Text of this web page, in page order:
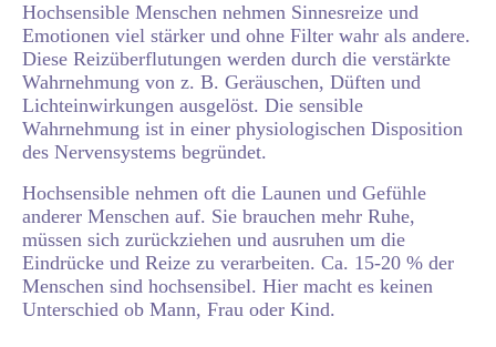
Hochsensible Menschen nehmen Sinnesreize und
Emotionen viel stärker und ohne Filter wahr als andere.
Diese Reizüberflutungen werden durch die verstärkte
Wahrnehmung von z. B. Geräuschen, Düften und
Lichteinwirkungen ausgelöst. Die sensible
Wahrnehmung ist in einer physiologischen Disposition
des Nervensystems begründet.
Hochsensible nehmen oft die Launen und Gefühle
anderer Menschen auf. Sie brauchen mehr Ruhe,
müssen sich zurückziehen und ausruhen um die
Eindrücke und Reize zu verarbeiten. Ca. 15-20 % der
Menschen sind hochsensibel. Hier macht es keinen
Unterschied ob Mann, Frau oder Kind.